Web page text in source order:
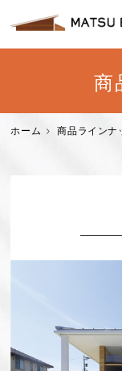
商
ホーム 商品ラインナ